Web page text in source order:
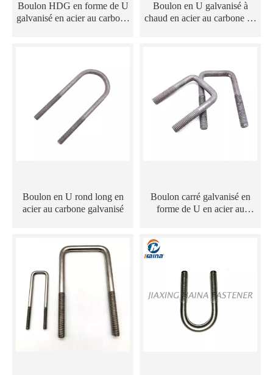
Boulon HDG en forme de U
galvanisé en acier au carbone
Boulon en U galvanisé à
chaud en acier au carbone de
Boulon en U rond long en
acier au carbone galvanisé
Boulon carré galvanisé en
forme de U en acier au